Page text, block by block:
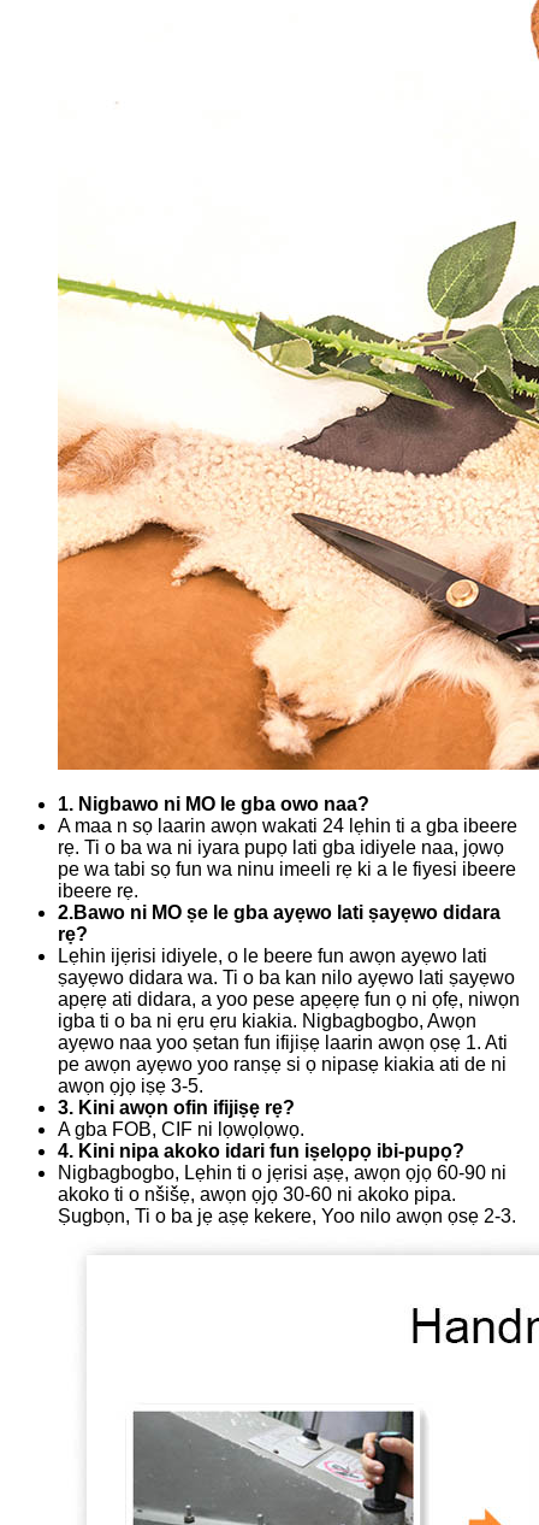
1. Nigbawo ni MO le gba owo naa?
A maa n sọ laarin awọn wakati 24 lẹhin ti a gba ibeere
rẹ. Ti o ba wa ni iyara pupọ lati gba idiyele naa, jọwọ
pe wa tabi sọ fun wa ninu imeeli rẹ ki a le fiyesi ibeere
ibeere rẹ.
2.Bawo ni MO ṣe le gba ayẹwo lati ṣayẹwo didara
rẹ?
Lẹhin ijẹrisi idiyele, o le beere fun awọn ayẹwo lati
ṣayẹwo didara wa. Ti o ba kan nilo ayẹwo lati ṣayẹwo
apẹrẹ ati didara, a yoo pese apẹẹrẹ fun ọ ni ọfẹ, niwọn
igba ti o ba ni ẹru ẹru kiakia. Nigbagbogbo, Awọn
ayẹwo naa yoo ṣetan fun ifijiṣẹ laarin awọn ọsẹ 1. Ati
pe awọn ayẹwo yoo ranṣẹ si ọ nipasẹ kiakia ati de ni
awọn ọjọ iṣẹ 3-5.
3. Kini awọn ofin ifijiṣẹ rẹ?
A gba FOB, CIF ni lọwọlọwọ.
4. Kini nipa akoko idari fun iṣelọpọ ibi-pupọ?
Nigbagbogbo, Lẹhin ti o jẹrisi aṣẹ, awọn ọjọ 60-90 ni
akoko ti o nšišẹ, awọn ọjọ 30-60 ni akoko pipa.
Ṣugbọn, Ti o ba jẹ aṣẹ kekere, Yoo nilo awọn ọsẹ 2-3.